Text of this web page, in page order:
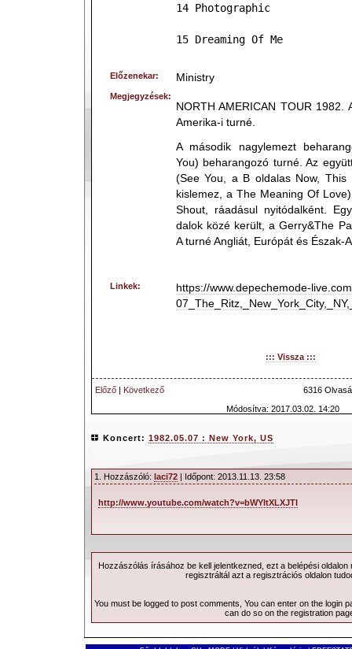
14 Photographic
15 Dreaming Of Me
Előzenekar: Ministry
Megjegyzések:
NORTH AMERICAN TOUR 1982.
Amerika-i turné.
A második nagylemezt
You) beharangozó turné. Az
(See You, a B oldalas Now,
kislemez, a The Meaning Of
Shout, ráadásul nyitódalként.
dalok közé került, a Gerry&The
A turné Angliát, Európát és Észak-
Linkek:
https://www.depechemode-
::: Vissza :::
Előző | Következő
6316
Módosítva: 2017.03.02. 14:20
Koncert: 1982.05.07 : New York, US
1. Hozzászóló: laci72 | Időpont: 2013.11.13. 23:58
http://www.youtube.com/watch?v=bWYItXLXJTI
Hozzászólás írásához be kell jelentkezned, ezt a belépésioldalon
regisztráltál azt a regisztrációs oldalon
You must be logged to post comments, You can enter on the login
can do so on the registration